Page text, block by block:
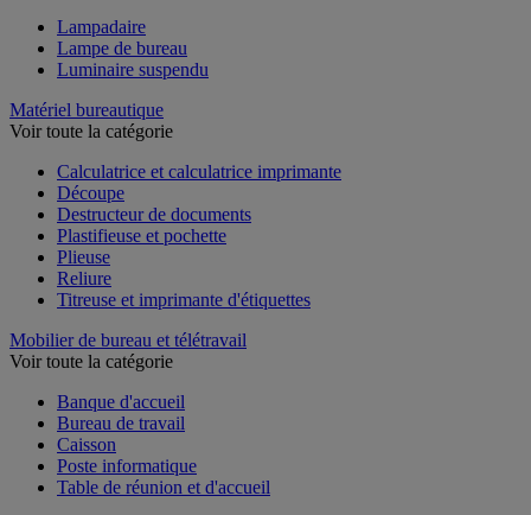
Lampadaire
Lampe de bureau
Luminaire suspendu
Matériel bureautique
Voir toute la catégorie
Calculatrice et calculatrice imprimante
Découpe
Destructeur de documents
Plastifieuse et pochette
Plieuse
Reliure
Titreuse et imprimante d'étiquettes
Mobilier de bureau et télétravail
Voir toute la catégorie
Banque d'accueil
Bureau de travail
Caisson
Poste informatique
Table de réunion et d'accueil